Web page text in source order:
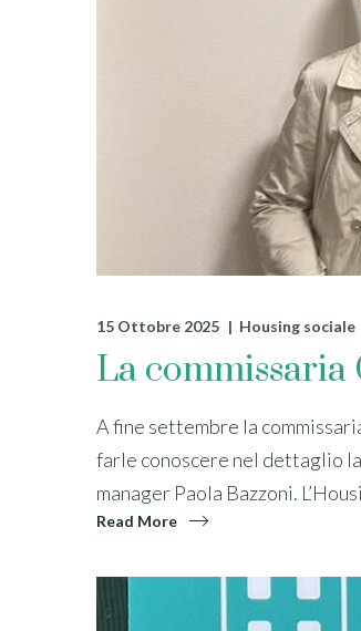
15 Ottobre 2025 Housing sociale
La
A fine settembre la
farle conoscere nel dettaglio
manager Paola Bazzoni.
Read More